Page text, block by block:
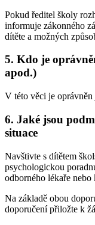
Pokud ředitel školy
informuje zákonného
dítěte a možných
5. Kdo je
apod.)
V této věci je oprávněn
6. Jaké jsou
situace
Navštivte s dítětem
psychologickou
odborného lékaře
Na základě obou
doporučení přiložte k